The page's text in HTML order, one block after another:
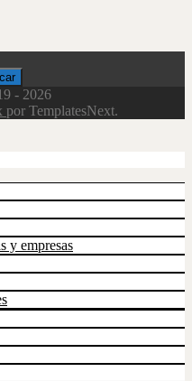
- 2026
por TemplatesNext.
y empresas